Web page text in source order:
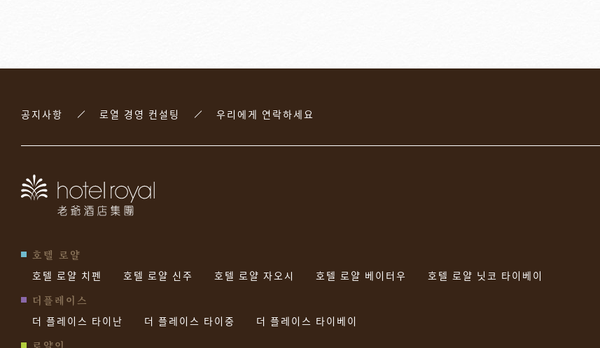
공지사항 로열 경영 컨설팅 우리에게 연락하세요
호텔 로얄
호텔 로얄 치펜
호텔 로얄 신주 호텔 로얄 자오시 호텔 로얄 베이터우
호텔 로얄 닛코 타이베이
더플레이스
더 플레이스 타이난
더 플레이스 타이중
더 플레이스 타이베이
로얄인